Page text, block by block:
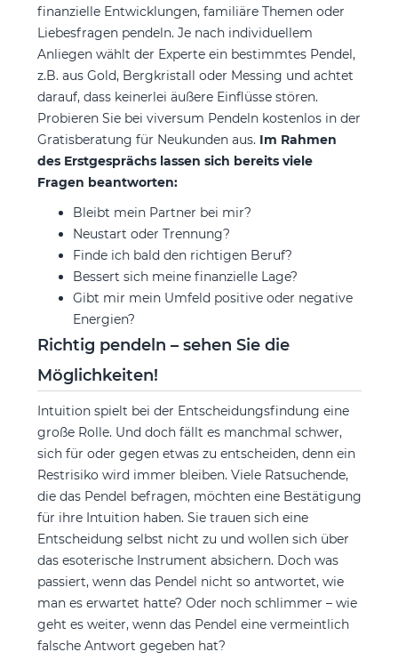
finanzielle Entwicklungen, familiäre Themen oder
Liebesfragen pendeln. Je nach individuellem
Anliegen wählt der Experte ein bestimmtes Pendel,
z.B. aus Gold, Bergkristall oder Messing und achtet
darauf, dass keinerlei äußere Einflüsse stören.
Probieren Sie bei viversum Pendeln kostenlos in der
Gratisberatung für Neukunden aus. Im Rahmen
des Erstgesprächs lassen sich bereits viele
Fragen beantworten:
Bleibt mein Partner bei mir?
Neustart oder Trennung?
Finde ich bald den richtigen Beruf?
Bessert sich meine finanzielle Lage?
Gibt mir mein Umfeld positive oder negative
Energien?
Richtig pendeln – sehen Sie die
Möglichkeiten!
Intuition spielt bei der Entscheidungsfindung eine
große Rolle. Und doch fällt es manchmal schwer,
sich für oder gegen etwas zu entscheiden, denn ein
Restrisiko wird immer bleiben. Viele Ratsuchende,
die das Pendel befragen, möchten eine Bestätigung
für ihre Intuition haben. Sie trauen sich eine
Entscheidung selbst nicht zu und wollen sich über
das esoterische Instrument absichern. Doch was
passiert, wenn das Pendel nicht so antwortet, wie
man es erwartet hatte? Oder noch schlimmer – wie
geht es weiter, wenn das Pendel eine vermeintlich
falsche Antwort gegeben hat?